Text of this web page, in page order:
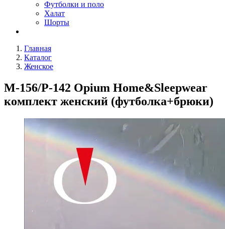
Футболки и поло
Халат
Шорты
Главная
Каталог
Женское
M-156/P-142 Opium Home&Sleepwear
комплект женский (футболка+брюки)